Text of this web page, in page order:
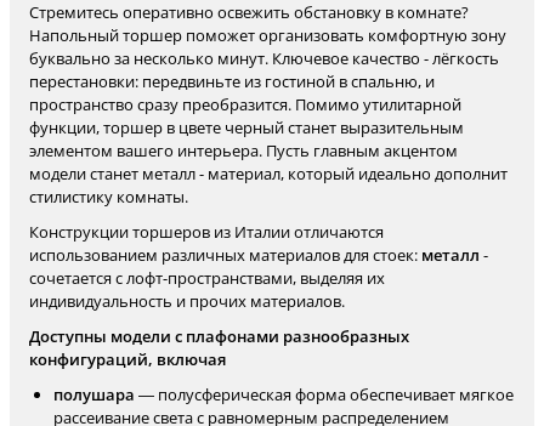
Стремитесь оперативно освежить обстановку в комнате?
Напольный торшер поможет организовать комфортную зону
буквально за несколько минут. Ключевое качество - лёгкость
перестановки: передвиньте из гостиной в спальню, и
пространство сразу преобразится. Помимо утилитарной
функции, торшер в цвете черный станет выразительным
элементом вашего интерьера. Пусть главным акцентом
модели станет металл - материал, который идеально дополнит
стилистику комнаты.
Конструкции торшеров из Италии отличаются
использованием различных материалов для стоек: металл -
сочетается с лофт-пространствами, выделяя их
индивидуальность и прочих материалов.
Доступны модели с плафонами разнообразных
конфигураций, включая
полушара — полусферическая форма обеспечивает мягкое
рассеивание света с равномерным распределением